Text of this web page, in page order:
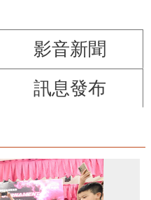
影音新聞
訊息發布